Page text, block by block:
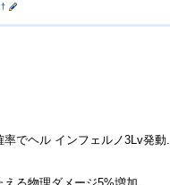
†
でヘル インフェルノ3Lv発動.